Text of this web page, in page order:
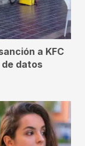
a KFC
datos